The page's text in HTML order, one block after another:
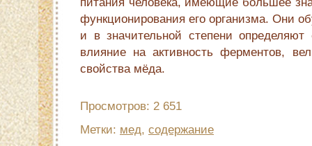
функционирования его организма. Они
и в значительной степени определяют
влияние на активность ферментов,
свойства мёда.
Просмотров: 2 651
Метки: мед, содержание